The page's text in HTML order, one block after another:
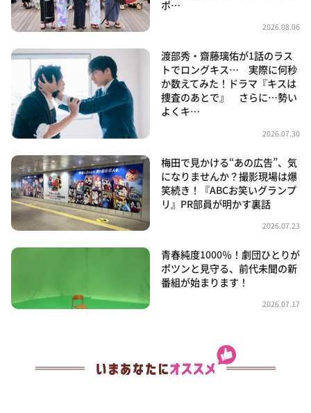
ポ…
2026.08.06
渡部秀・齋藤璃佑が1話のラス
トでロングキス… 実際に何秒
か数えてみた！ドラマ『キスは
捜査のあとで』 さらに…勢い
よくキ…
2026.07.30
梅田で見かける“あの広告”、気
になりませんか？撮影現場は爆
笑続き！『ABCお笑いグランプ
リ』PR部員が明かす裏話
2026.07.23
青春純度1000％！劇団ひとりが
ポツンと見守る、前代未聞の新
番組が始まります！
2026.07.17